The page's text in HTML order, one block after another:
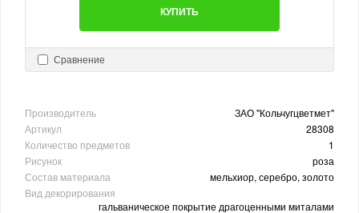
КУПИТЬ
Сравнение
Производитель
ЗАО "Кольчугцветмет"
Артикул
28308
Количество предметов
1
Рисунок
роза
Состав материала
мельхиор, серебро, золото
Вид декорирования
гальваническое покрытие драгоценными миталами